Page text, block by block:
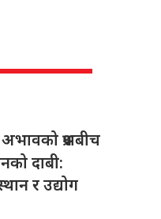
प्रश्नबीच
दाबी:
र उद्योग